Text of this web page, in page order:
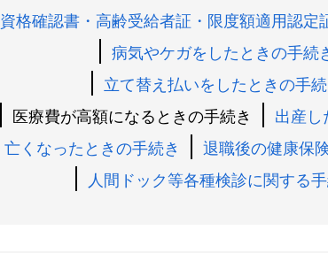
資格確認書・高齢受給者証・限度額適用認定
病気やケガをしたときの手続
立て替え払いをしたときの手続
医療費が高額になるときの手続き
出産し
亡くなったときの手続き
退職後の健康保
人間ドック等各種検診に関する